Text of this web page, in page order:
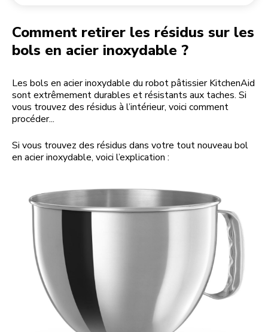
Comment retirer les résidus sur les
bols en acier inoxydable ?
Les bols en acier inoxydable du robot pâtissier KitchenAid
sont extrêmement durables et résistants aux taches. Si
vous trouvez des résidus à l’intérieur, voici comment
procéder...
Si vous trouvez des résidus dans votre tout nouveau bol
en acier inoxydable, voici l’explication :